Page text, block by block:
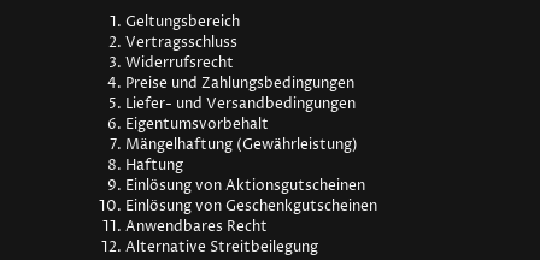
Geltungsbereich
Vertragsschluss
Widerrufsrecht
Preise und Zahlungsbedingungen
Liefer- und Versandbedingungen
Eigentumsvorbehalt
Mängelhaftung (Gewährleistung)
Haftung
Einlösung von Aktionsgutscheinen
Einlösung von Geschenkgutscheinen
Anwendbares Recht
Alternative Streitbeilegung